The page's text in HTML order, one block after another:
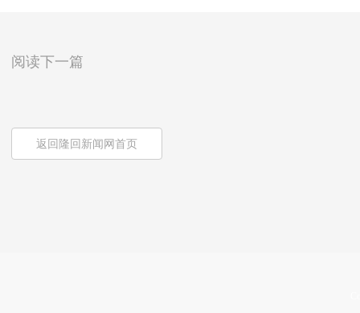
阅读下一篇
返回隆回新闻网首页